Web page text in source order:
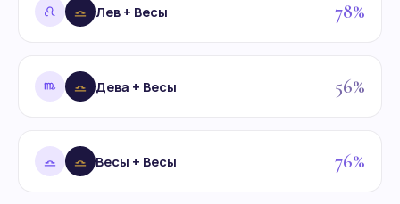
Лев + Весы 78%
Дева + Весы 56%
Весы + Весы 76%